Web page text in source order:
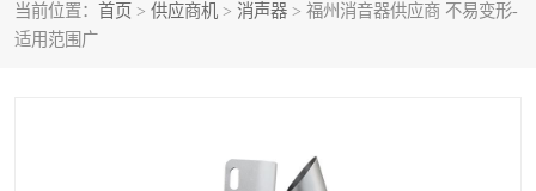
当前位置： 首页 > 供应商机 > 消声器 > 福州消音器供应商 不易变形-
适用范围广